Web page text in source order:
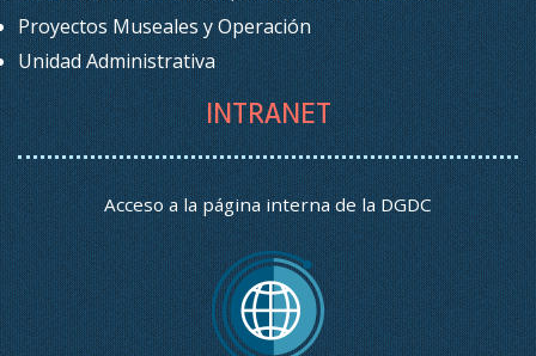
Proyectos Museales y Operación
Unidad Administrativa
INTRANET
Acceso a la página interna de la DGDC